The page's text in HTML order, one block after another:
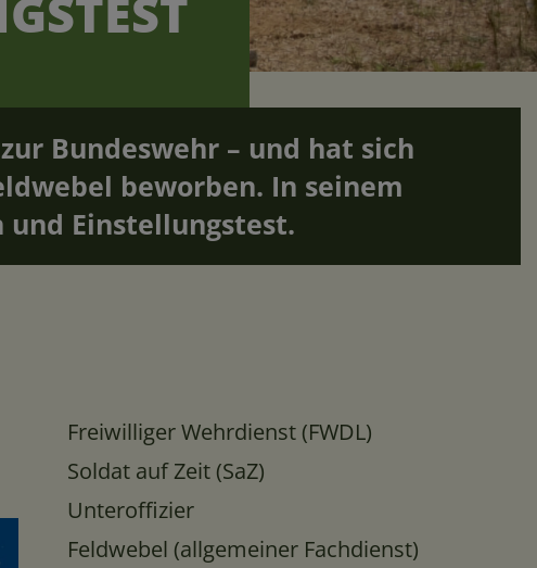
Bundeswehr – und hat sich
beworben. In seinem
Einstellungstest.
Freiwilliger Wehrdienst (FWDL)
Soldat auf Zeit (SaZ)
Unteroffizier
Feldwebel (allgemeiner Fachdienst)